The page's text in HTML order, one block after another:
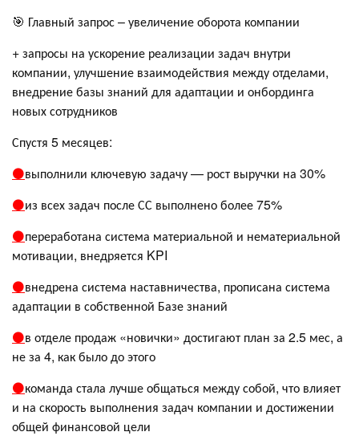
🎯 Главный запрос – увеличение оборота компании
+ запросы на ускорение реализации задач внутри
компании, улучшение взаимодействия между отделами,
внедрение базы знаний для адаптации и онбординга
новых сотрудников
Спустя 5 месяцев:
⚫️выполнили ключевую задачу — рост выручки на 30%
⚫️из всех задач после СС выполнено более 75%
⚫️переработана система материальной и нематериальной
мотивации, внедряется KPI
⚫️внедрена система наставничества, прописана система
адаптации в собственной Базе знаний
⚫️в отделе продаж «новички» достигают план за 2.5 мес, а
не за 4, как было до этого
⚫️команда стала лучше общаться между собой, что влияет
и на скорость выполнения задач компании и достижении
общей финансовой цели